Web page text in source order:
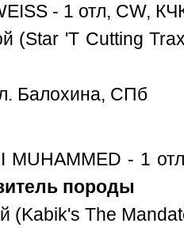
- 1 отл, CW,
(Star 'T Cutting
Балохина, СПб
MUHAMMED - 1
породы
(Kabik's The